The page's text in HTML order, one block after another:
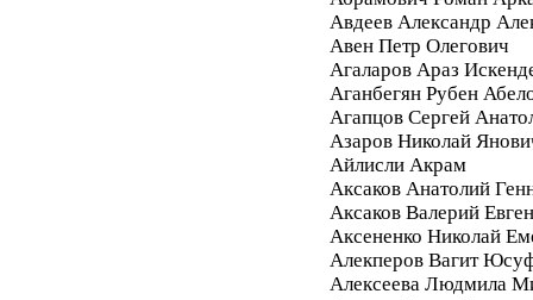
Авдеев Александр
Авен Петр Олегович
Агаларов Араз
Аганбегян Рубен
Агапцов Сергей
Азаров Николай
Айлисли Акрам
Аксаков Анатолий
Аксаков Валерий
Аксененко Николай
Алекперов Вагит
Алексеева Людмила